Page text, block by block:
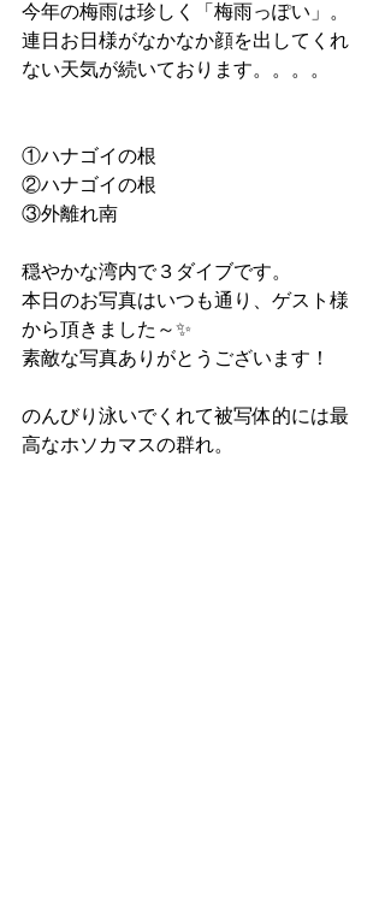
今年の梅雨は珍しく「梅雨っぽい」。
連日お日様がなかなか顔を出してくれ
ない天気が続いております。。。。
①ハナゴイの根
②ハナゴイの根
③外離れ南
穏やかな湾内で３ダイブです。
本日のお写真はいつも通り、ゲスト様
から頂きました～✨
素敵な写真ありがとうございます！
のんびり泳いでくれて被写体的には最
高なホソカマスの群れ。